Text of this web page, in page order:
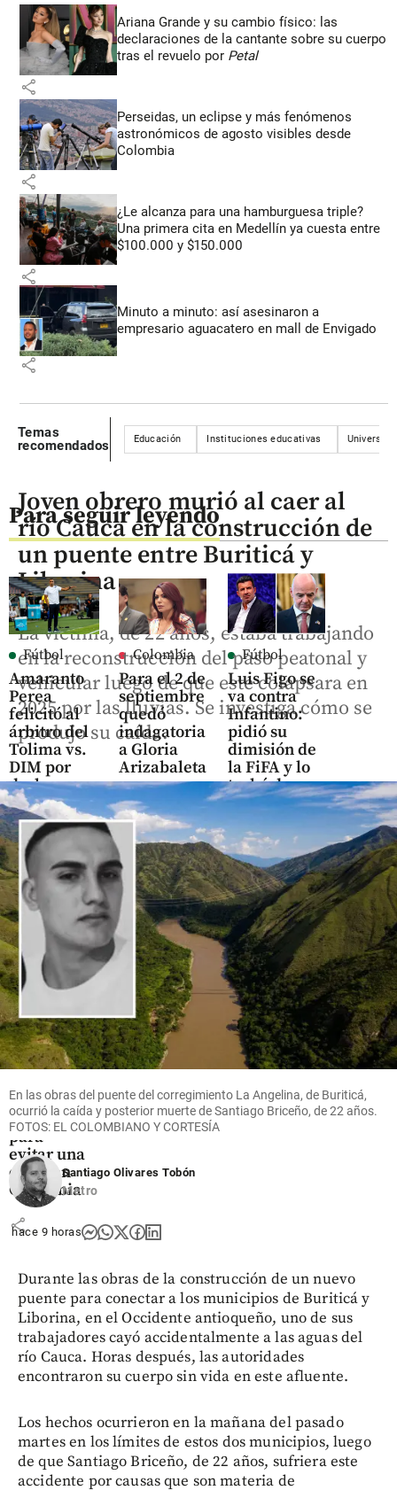
Ariana Grande y su cambio físico: las
declaraciones de la cantante sobre su cuerpo
tras el revuelo por Petal
share
Perseidas, un eclipse y más fenómenos
astronómicos de agosto visibles desde
Colombia
share
¿Le alcanza para una hamburguesa triple?
Una primera cita en Medellín ya cuesta entre
$100.000 y $150.000
share
Minuto a minuto: así asesinaron a
empresario aguacatero en mall de Envigado
share
Temas
recomendados
Educación Instituciones educativas
Para seguir leyendo
Fútbol
Amaranto
Perea
felicitó al
árbitro del
Tolima vs.
DIM por
darle
continuidad
al juego
share
Colombia
Para el 2 de
septiembre
quedó
indagatoria
a Gloria
Arizabaleta
por
maniobras
para
suspender
a Petro
share
Fútbol
Luis Figo se
va contra
Infantino:
pidió su
dimisión de
la FiFA y lo
tachó de
“deshonesto”
share
Economía
Anif
propone
ajuste
$53
billones
para
evitar una
crisis en
Colombia
share
Joven obrero murió al caer al
río Cauca en la construcción de
un puente entre Buriticá y
Liborina
La víctima, de 22 años, estaba trabajando
en la reconstrucción del paso peatonal y
vehicular luego de que este colapsara en
2025 por las lluvias. Se investiga cómo se
produjo su caída.
En las obras del puente del corregimiento La Angelina, de Buriticá,
ocurrió la caída y posterior muerte de Santiago Briceño, de 22 años.
FOTOS: EL COLOMBIANO Y CORTESÍA
Santiago Olivares Tobón
Metro
hace 9 horas
Durante las obras de la construcción de un nuevo
puente para conectar a los municipios de Buriticá y
Liborina, en el Occidente antioqueño, uno de sus
trabajadores cayó accidentalmente a las aguas del
río Cauca. Horas después, las autoridades
encontraron su cuerpo sin vida en este afluente.
Los hechos ocurrieron en la mañana del pasado
martes en los límites de estos dos municipios, luego
de que Santiago Briceño, de 22 años, sufriera este
accidente por causas que son materia de